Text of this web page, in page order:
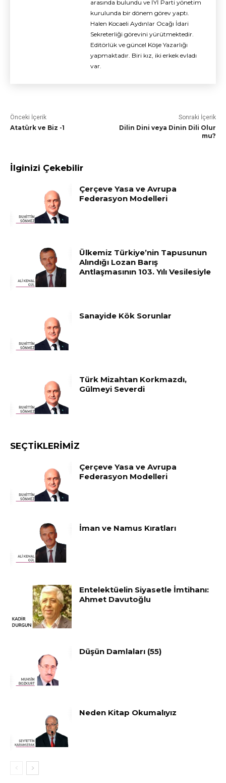
arasında bulundu ve İYİ Parti yönetim
kurulunda bir dönem görev yaptı.
Halen Kocaeli Aydınlar Ocağı İdari
Sekreterliği görevini yürütmektedir.
Editörlük ve güncel Köşe Yazarlığı
yapmaktadır. Biri kız, iki erkek evladı
var.
Önceki İçerik
Atatürk ve Biz -1
Sonraki İçerik
Dilin Dini veya Dinin Dili Olur
mu?
İlginizi Çekebilir
Çerçeve Yasa ve Avrupa
Federasyon Modelleri
Ülkemiz Türkiye’nin Tapusunun
Alındığı Lozan Barış
Antlaşmasının 103. Yılı Vesilesiyle
Sanayide Kök Sorunlar
Türk Mizahtan Korkmazdı,
Gülmeyi Severdi
SEÇTIKLERIMIZ
Çerçeve Yasa ve Avrupa
Federasyon Modelleri
İman ve Namus Kıratları
Entelektüelin Siyasetle İmtihanı:
Ahmet Davutoğlu
Düşün Damlaları (55)
Neden Kitap Okumalıyız